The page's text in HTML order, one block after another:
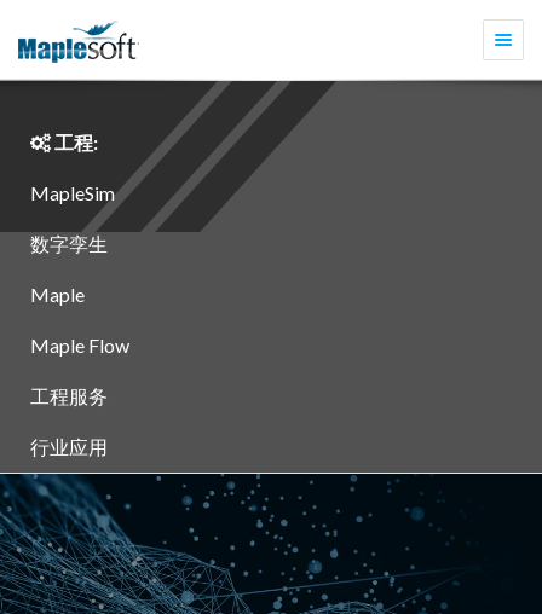
切
工程:
MapleSim
数字孪生
Maple
Maple Flow
工程服务
行业应用